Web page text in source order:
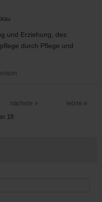
und Erziehung, des
durch Pflege und
18
nächste letzte